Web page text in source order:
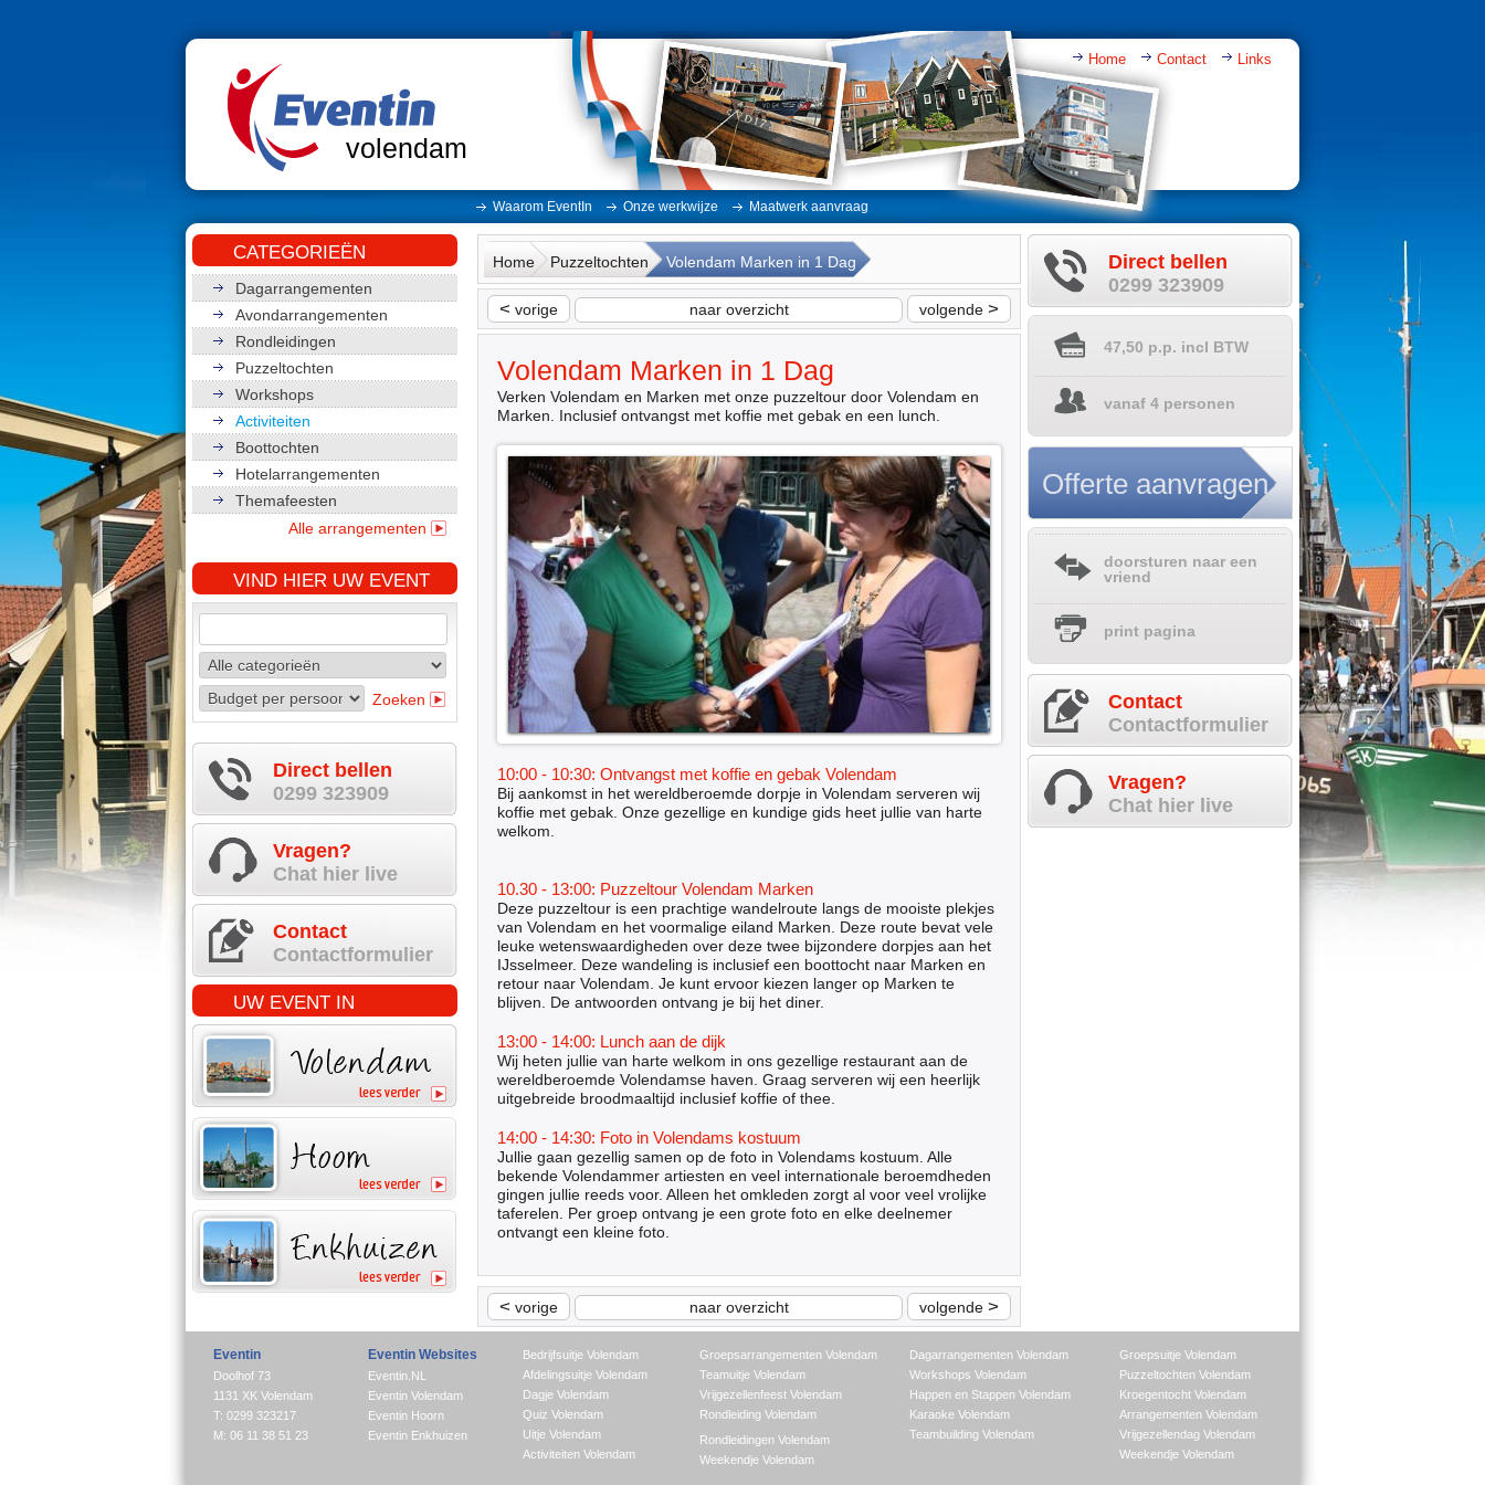
volendam
Home Contact Links
Waarom EventIn Onze werkwijze Maatwerk aanvraag
CATEGORIEËN
Dagarrangementen
Avondarrangementen
Rondleidingen
Puzzeltochten
Workshops
Activiteiten
Boottochten
Hotelarrangementen
Themafeesten
Alle arrangementen
VIND HIER UW EVENT
Zoeken
Direct bellen
0299 323909
Vragen?
Chat hier live
Contact
Contactformulier
UW EVENT IN
Home Puzzeltochten Volendam Marken in 1 Dag
< vorige naar overzicht volgende >
Volendam Marken in 1 Dag
Verken Volendam en Marken met onze puzzeltour door Volendam en
Marken. Inclusief ontvangst met koffie met gebak en een lunch.
10:00 - 10:30: Ontvangst met koffie en gebak Volendam
Bij aankomst in het wereldberoemde dorpje in Volendam serveren wij
koffie met gebak. Onze gezellige en kundige gids heet jullie van harte
welkom.
10.30 - 13:00: Puzzeltour Volendam Marken
Deze puzzeltour is een prachtige wandelroute langs de mooiste plekjes
van Volendam en het voormalige eiland Marken. Deze route bevat vele
leuke wetenswaardigheden over deze twee bijzondere dorpjes aan het
IJsselmeer. Deze wandeling is inclusief een boottocht naar Marken en
retour naar Volendam. Je kunt ervoor kiezen langer op Marken te
blijven. De antwoorden ontvang je bij het diner.
13:00 - 14:00: Lunch aan de dijk
Wij heten jullie van harte welkom in ons gezellige restaurant aan de
wereldberoemde Volendamse haven. Graag serveren wij een heerlijk
uitgebreide broodmaaltijd inclusief koffie of thee.
14:00 - 14:30: Foto in Volendams kostuum
Jullie gaan gezellig samen op de foto in Volendams kostuum. Alle
bekende Volendammer artiesten en veel internationale beroemdheden
gingen jullie reeds voor. Alleen het omkleden zorgt al voor veel vrolijke
taferelen. Per groep ontvang je een grote foto en elke deelnemer
ontvangt een kleine foto.
< vorige naar overzicht volgende >
Direct bellen
0299 323909
47,50 p.p. incl BTW
vanaf 4 personen
Offerte aanvragen
doorsturen naar een
vriend
print pagina
Contact
Contactformulier
Vragen?
Chat hier live
Eventin
Doolhof 73
1131 XK Volendam
T: 0299 323217
M: 06 11 38 51 23
Eventin Websites
Eventin.NL
Eventin Volendam
Eventin Hoorn
Eventin Enkhuizen
Bedrijfsuitje Volendam
Afdelingsuitje Volendam
Dagje Volendam
Quiz Volendam
Uitje Volendam
Activiteiten Volendam
Groepsarrangementen Volendam
Teamuitje Volendam
Vrijgezellenfeest Volendam
Rondleiding Volendam
Rondleidingen Volendam
Weekendje Volendam
Dagarrangementen Volendam
Workshops Volendam
Happen en Stappen Volendam
Karaoke Volendam
Teambuilding Volendam
Groepsuitje Volendam
Puzzeltochten Volendam
Kroegentocht Volendam
Arrangementen Volendam
Vrijgezellendag Volendam
Weekendje Volendam